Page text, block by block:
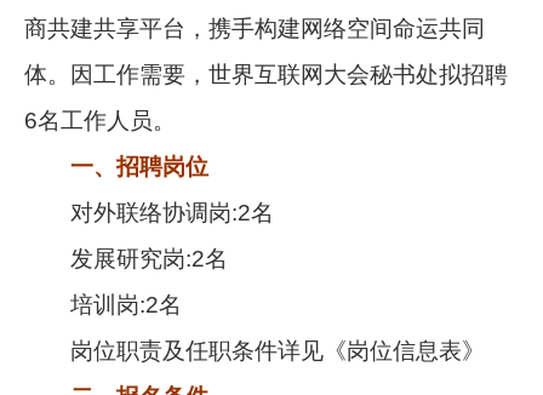
商共建共享平台，携手构建网络空间命运共同
体。因工作需要，世界互联网大会秘书处拟招聘
6名工作人员。
一、招聘岗位
对外联络协调岗:2名
发展研究岗:2名
培训岗:2名
岗位职责及任职条件详见《岗位信息表》